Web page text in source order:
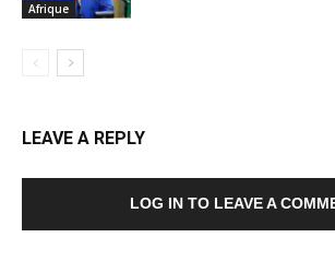
Afrique
LEAVE A REPLY
LOG IN TO LEAVE A